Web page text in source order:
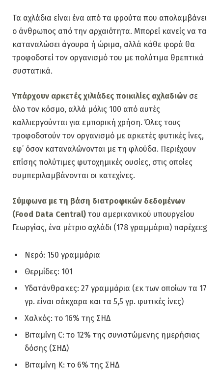
Τα αχλάδια είναι ένα από τα φρούτα που απολαμβάνει
ο άνθρωπος από την αρχαιότητα. Μπορεί κανείς να τα
καταναλώσει άγουρα ή ώριμα, αλλά κάθε φορά θα
τροφοδοτεί τον οργανισμό του με πολύτιμα θρεπτικά
συστατικά.
Υπάρχουν αρκετές χιλιάδες ποικιλίες αχλαδιών σε
όλο τον κόσμο, αλλά μόλις 100 από αυτές
καλλιεργούνται για εμπορική χρήση. Όλες τους
τροφοδοτούν τον οργανισμό με αρκετές φυτικές ίνες,
εφ’ όσον καταναλώνονται με τη φλούδα. Περιέχουν
επίσης πολύτιμες φυτοχημικές ουσίες, στις οποίες
συμπεριλαμβάνονται οι κατεχίνες.
Σύμφωνα με τη βάση διατροφικών δεδομένων
(Food Data Central) του αμερικανικού υπουργείου
Γεωργίας, ένα μέτριο αχλάδι (178 γραμμάρια) παρέχει:g
Νερό: 150 γραμμάρια
Θερμίδες: 101
Υδατάνθρακες: 27 γραμμάρια (εκ των οποίων τα 17
γρ. είναι σάκχαρα και τα 5,5 γρ. φυτικές ίνες)
Χαλκός: το 16% της ΣΗΔ
Βιταμίνη C: το 12% της συνιστώμενης ημερήσιας
δόσης (ΣΗΔ)
Βιταμίνη Κ: το 6% της ΣΗΔ